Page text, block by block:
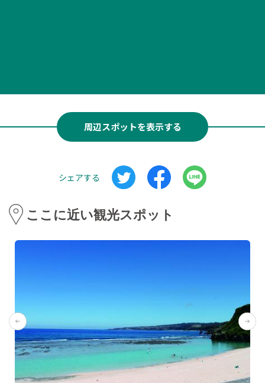
周辺スポットを表示する
シェアする
ここに近い観光スポット